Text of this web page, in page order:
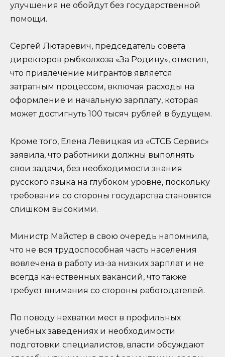
улучшения не обойдут без государственной
помощи.
Сергей Лютаревич, председатель совета
директоров рыбколхоза «За Родину», отметил,
что привлечение мигрантов является
затратным процессом, включая расходы на
оформление и начальную зарплату, которая
может достигнуть 100 тысяч рублей в будущем.
Кроме того, Елена Левицкая из «СТСБ Сервис»
заявила, что работники должны выполнять
свои задачи, без необходимости знания
русского языка на глубоком уровне, поскольку
требования со стороны государства становятся
слишком высокими.
Министр Майстер в свою очередь напомнила,
что не вся трудоспособная часть населения
вовлечена в работу из-за низких зарплат и не
всегда качественных вакансий, что также
требует внимания со стороны работодателей.
По поводу нехватки мест в профильных
учебных заведениях и необходимости
подготовки специалистов, власти обсуждают